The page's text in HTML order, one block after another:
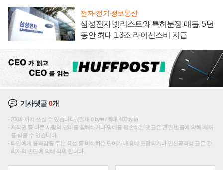
전자·전기·정보통신
삼성전자 넷리스트와 특허분쟁 매듭, 5년
동안 최대 1.3조 라이선스비 지급
기사댓글0개
200자까지 쓰실 수 있습니다. (현재 0 byte / 최대 400byte)
저작권 등 다른 사람의 권리를 침해하거나 명예를 훼손하는 댓글은 관련 법률에 의해 제재
를 받을 수 있습니다.
타인에게 불쾌감을 주는 욕설 등 비하하는 단어가 내용에 포함되거나 인신공격성 글은 관
리자의 판단에 의해 삭제 합니다.